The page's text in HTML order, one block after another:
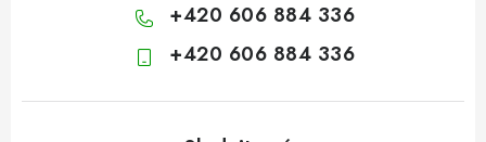
+420 606 884 336
+420 606 884 336